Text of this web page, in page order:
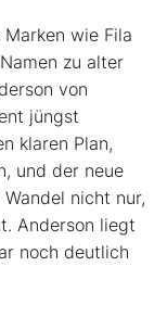
wie Fila
zu alter
von
jüngst
klaren Plan,
und der neue
nicht nur,
Anderson liegt
noch deutlich